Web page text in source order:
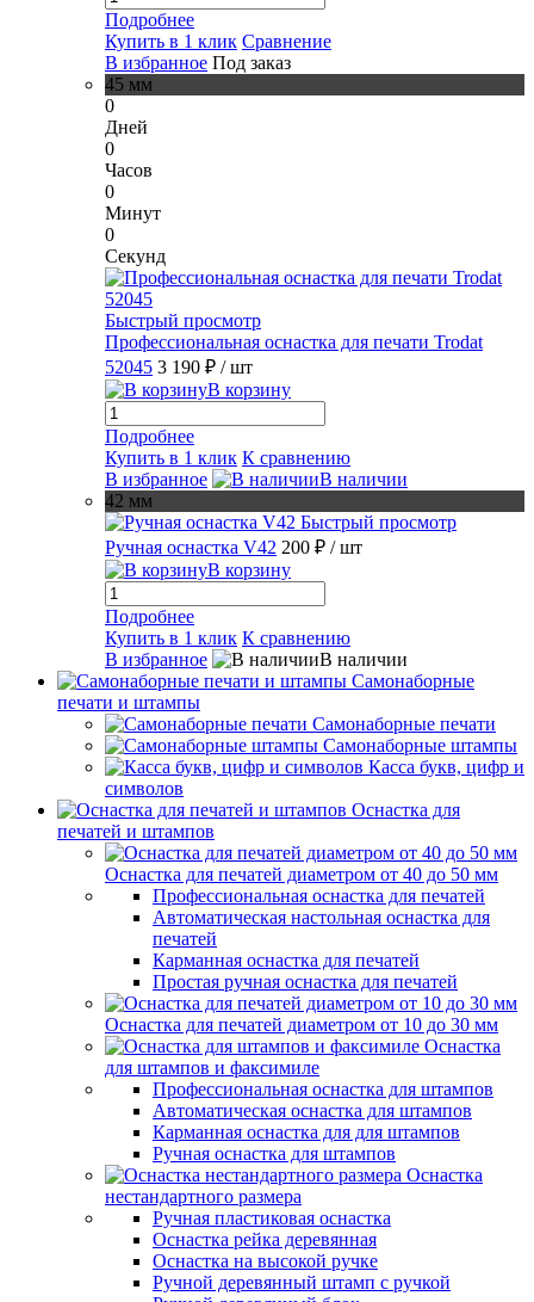
Подробнее
Купить в 1 клик Сравнение
В избранное Под заказ
45 мм
0
Дней
0
Часов
0
Минут
0
Секунд
Быстрый просмотр
Профессиональная оснастка для печати Trodat
52045 3 190 ₽ / шт
В корзину
Подробнее
Купить в 1 клик К сравнению
В избранное
В наличии
42 мм
Быстрый просмотр
Ручная оснастка V42 200 ₽ / шт
В корзину
Подробнее
Купить в 1 клик К сравнению
В избранное
В наличии
Самонаборные
печати и штампы
Самонаборные печати
Самонаборные штампы
Касса букв, цифр и
символов
Оснастка для
печатей и штампов
Оснастка для печатей диаметром от 40 до 50 мм
Профессиональная оснастка для печатей
Автоматическая настольная оснастка для
печатей
Карманная оснастка для печатей
Простая ручная оснастка для печатей
Оснастка для печатей диаметром от 10 до 30 мм
Оснастка
для штампов и факсимиле
Профессиональная оснастка для штампов
Автоматическая оснастка для штампов
Карманная оснастка для для штампов
Ручная оснастка для штампов
Оснастка
нестандартного размера
Ручная пластиковая оснастка
Оснастка рейка деревянная
Оснастка на высокой ручке
Ручной деревянный штамп с ручкой